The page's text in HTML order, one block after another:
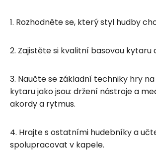
1. Rozhodněte se, který styl hudby
2. Zajistěte si kvalitní basovou kytaru
3. Naučte se základní techniky hry
kytaru jako jsou: držení nástroje a
akordy a rytmus.
4. Hrajte s ostatními hudebníky a
spolupracovat v kapele.